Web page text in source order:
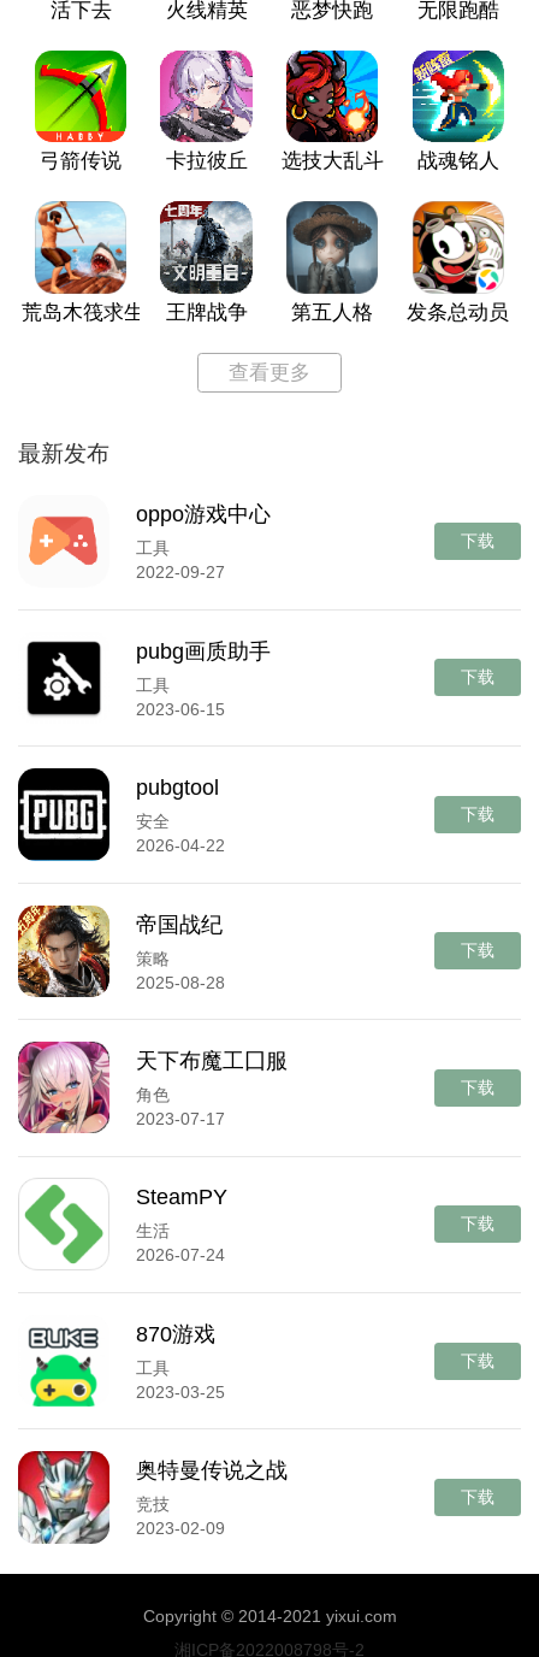
活下去 火线精英 恶梦快跑 无限跑酷
弓箭传说 卡拉彼丘 选技大乱斗 战魂铭人
荒岛木筏求生 王牌战争 第五人格 发条总动员
查看更多
最新发布
oppo游戏中心
工具
2022-09-27
下载
pubg画质助手
工具
2023-06-15
下载
pubgtool
安全
2026-04-22
下载
帝国战纪
策略
2025-08-28
下载
天下布魔工囗服
角色
2023-07-17
下载
SteamPY
生活
2026-07-24
下载
870游戏
工具
2023-03-25
下载
奥特曼传说之战
竞技
2023-02-09
下载
Copyright © 2014-2021 yixui.com
湘ICP备2022008798号-2